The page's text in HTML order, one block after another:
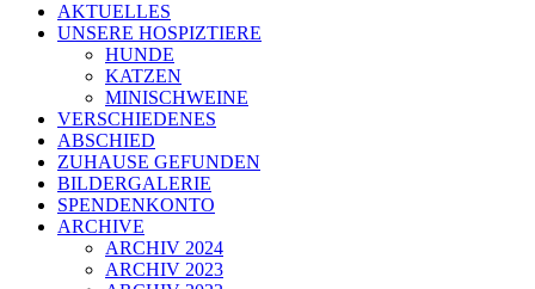
AKTUELLES
UNSERE HOSPIZTIERE
HUNDE
KATZEN
MINISCHWEINE
VERSCHIEDENES
ABSCHIED
ZUHAUSE GEFUNDEN
BILDERGALERIE
SPENDENKONTO
ARCHIVE
ARCHIV 2024
ARCHIV 2023